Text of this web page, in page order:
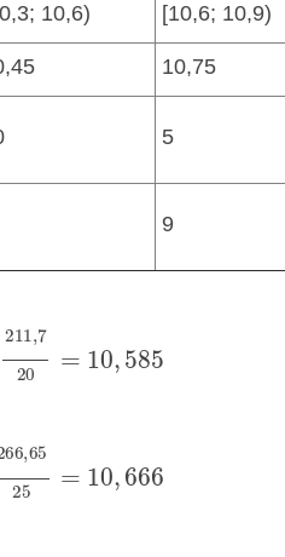
10,6) [10,6; 10,9)
10,75
5
9
11,05 20 =211
,05 25 = 266,